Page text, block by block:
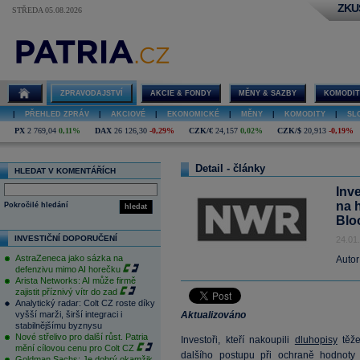
STŘEDA 05.08.2026
ZPRAVODAJSTVÍ AKCIE & FONDY MĚNY & SAZBY
PŘEHLED ZPRÁV AKCIOVÉ EKONOMICKÉ MĚNY KOMODITY
PX 2 769,04 0,11% DAX 26 126,30 -0,29% CZK/€ 24,157 0,02% CZK/$ 20,913 -0,19%
HLEDAT V KOMENTÁŘÍCH
hledat
Pokročilé hledání
INVESTIČNÍ DOPORUČENÍ
AstraZeneca jako sázka na
defenzivu mimo AI horečku
Arista Networks: AI může firmě
zajistit příznivý vítr do zad
Analytický radar: Colt CZ roste díky
vyšší marži, širší integraci i
stabilnějšímu byznysu
Nové střelivo pro další růst. Patria
mění cílovou cenu pro Colt CZ
Detail - články
na
Aktualizováno
Investoři, kteří nakoupili dluhopisy
dalšího postupu při ochraně